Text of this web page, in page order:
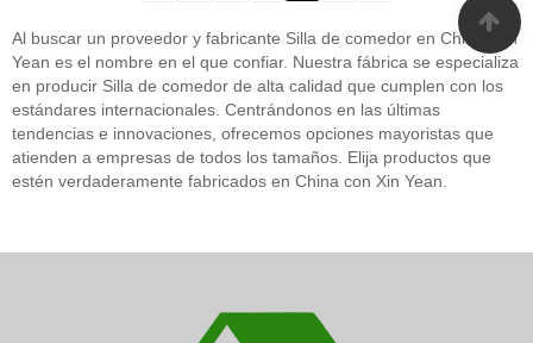
Al buscar un proveedor y fabricante Silla de comedor en China, Xin
Yean es el nombre en el que confiar. Nuestra fábrica se especializa
en producir Silla de comedor de alta calidad que cumplen con los
estándares internacionales. Centrándonos en las últimas
tendencias e innovaciones, ofrecemos opciones mayoristas que
atienden a empresas de todos los tamaños. Elija productos que
estén verdaderamente fabricados en China con Xin Yean.